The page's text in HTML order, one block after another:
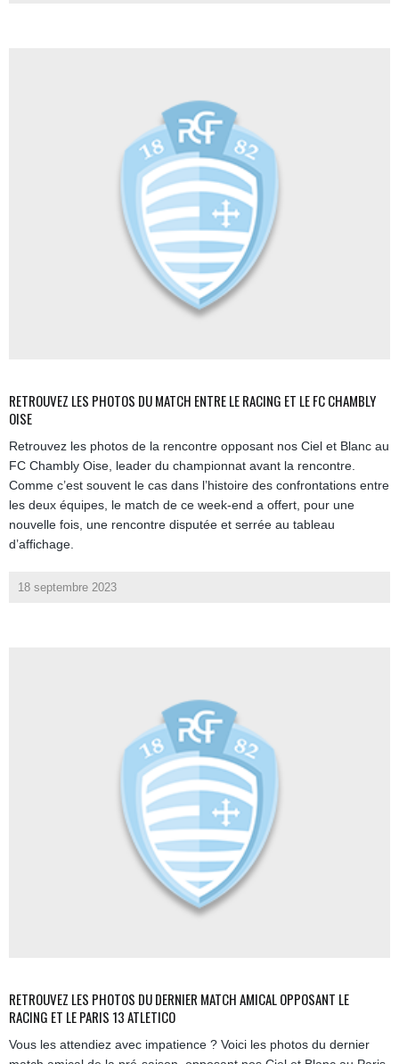
RETROUVEZ LES PHOTOS DU MATCH ENTRE LE RACING ET LE FC CHAMBLY
OISE
Retrouvez les photos de la rencontre opposant nos Ciel et Blanc au
FC Chambly Oise, leader du championnat avant la rencontre.
Comme c’est souvent le cas dans l’histoire des confrontations entre
les deux équipes, le match de ce week-end a offert, pour une
nouvelle fois, une rencontre disputée et serrée au tableau
d’affichage.
18 septembre 2023
RETROUVEZ LES PHOTOS DU DERNIER MATCH AMICAL OPPOSANT LE
RACING ET LE PARIS 13 ATLETICO
Vous les attendiez avec impatience ? Voici les photos du dernier